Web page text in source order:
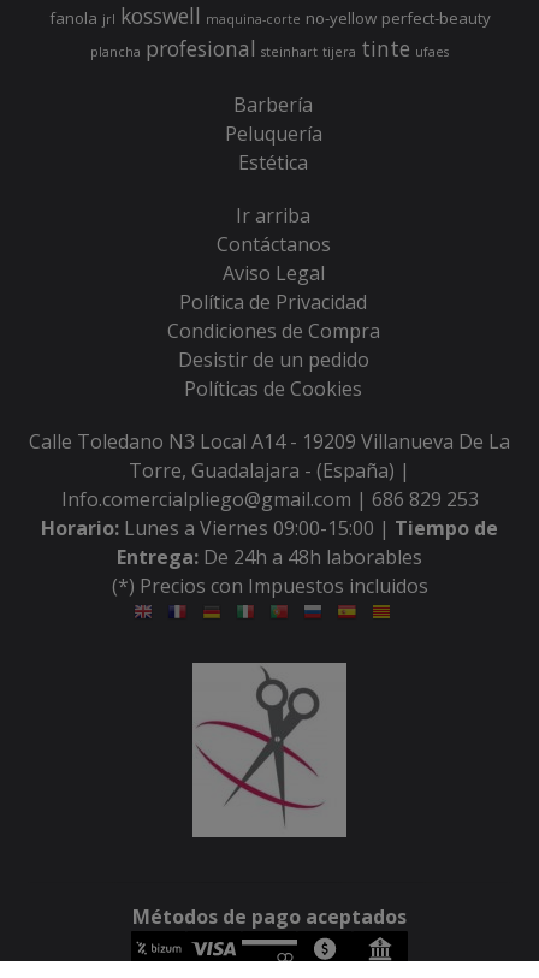
fanola jrl kosswell maquina-corte no-yellow perfect-beauty
plancha profesional steinhart tijera tinte ufaes
Barbería
Peluquería
Estética
Ir arriba
Contáctanos
Aviso Legal
Política de Privacidad
Condiciones de Compra
Desistir de un pedido
Políticas de Cookies
Calle Toledano N3 Local A14 - 19209 Villanueva De La
Torre, Guadalajara - (España) |
Info.comercialpliego@gmail.com | 686 829 253
Horario: Lunes a Viernes 09:00-15:00 | Tiempo de
Entrega: De 24h a 48h laborables
(*) Precios con Impuestos incluidos
Métodos de pago aceptados